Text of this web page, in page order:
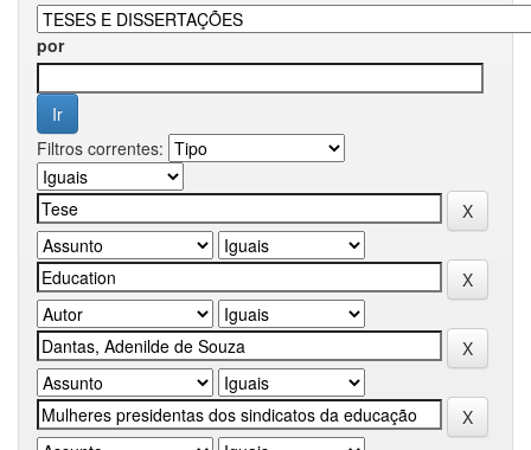
por
Filtros correntes: